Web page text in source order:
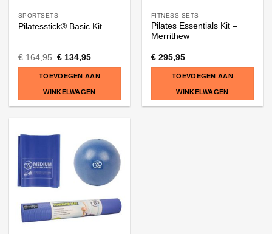
SPORTSETS
Pilatesstick® Basic Kit
€164,95 Oorspronkelijke
was:
€ 164,95.
€134,95Huidige
is:
€ 134,95.
TOEVOEGEN AAN
WINKELWAGEN
FITNESS SETS
Pilates Essentials Kit –
Merrithew
€295,95
TOEVOEGEN AAN
WINKELWAGEN